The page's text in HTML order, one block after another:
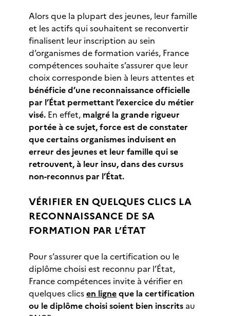
Alors que la plupart des jeunes, leur famille
et les actifs qui souhaitent se reconvertir
finalisent leur inscription au sein
d’organismes de formation variés, France
compétences souhaite s’assurer que leur
choix corresponde bien à leurs attentes et
bénéficie d’une reconnaissance officielle
par l’État permettant l’exercice du métier
visé. En effet, malgré la grande rigueur
portée à ce sujet, force est de constater
que certains organismes induisent en
erreur des jeunes et leur famille qui se
retrouvent, à leur insu, dans des cursus
non-reconnus par l’État.
VÉRIFIER EN QUELQUES CLICS LA
RECONNAISSANCE DE SA
FORMATION PAR L’ÉTAT
Pour s’assurer que la certification ou le
diplôme choisi est reconnu par l’État,
France compétences invite à vérifier en
quelques clicsen ligneque la certification
ou le diplôme choisi soient bien inscrits au